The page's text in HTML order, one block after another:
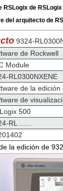
RSLogix de
del arquitecto de
9324-
de Rockwell
Module
RL0300NXENE
de la
de
500
RL ......
la edición de